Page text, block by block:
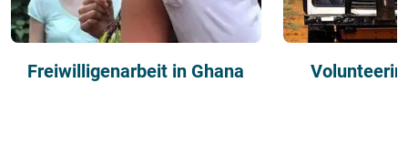
Freiwilligenarbeit in Ghana